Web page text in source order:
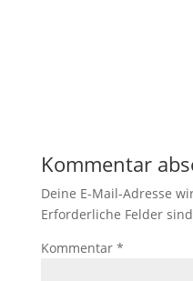
Kommentar
Deine E-Mail-Adresse
Erforderliche Felder
Kommentar *